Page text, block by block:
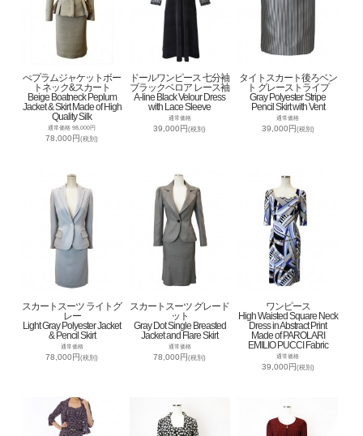
ぺプラムジャケットボー
トネック&スカート
Beige Boatneck Peplum
Jacket & Skirt Made of High
Quality Silk
通常価格 98,000円
78,000円(税別)
ドールワンピース 七分袖
ブラックベロア レース袖
A-line Black Velour Dress
with Lace Sleeve
通常価格
39,000円(税別)
タイトスカート後ろベン
ト グレーストライプ
Gray Polyester Stripe
Pencil Skirt with Vent
通常価格
39,000円(税別)
スカートスーツ ライトグ
レー
Light Gray Polyester Jacket
& Pencil Skirt
通常価格
78,000円(税別)
スカートスーツ グレード
ット
Gray Dot Single Breasted
Jacket and Flare Skirt
通常価格
78,000円(税別)
ワンピース
High Waisted Square Neck
Dress in Abstract Print
Made of PAROLARI
EMILIO PUCCI Fabric
通常価格
39,000円(税別)